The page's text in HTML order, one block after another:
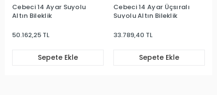
Cebeci 14 Ayar Suyolu
Altın Bileklik
50.162,25 TL
Sepete Ekle
Cebeci 14 Ayar Üçsıralı
Suyolu Altın Bileklik
33.789,40 TL
Sepete Ekle